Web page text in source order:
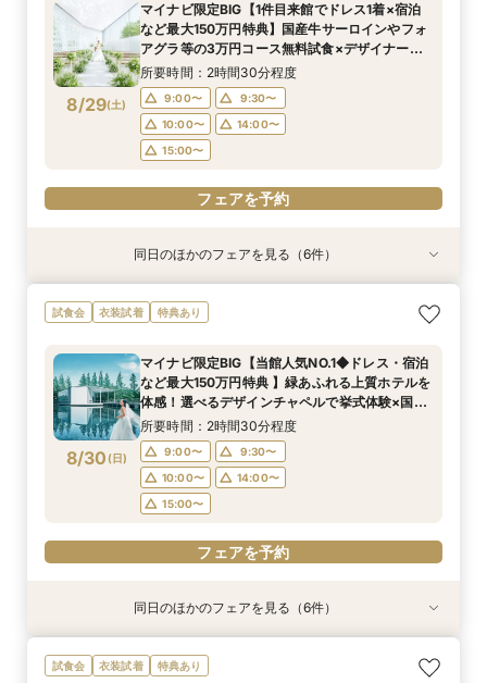
8/28(金)
11:00〜
12:00〜
14:00〜
15:00〜
フェアを予約
8/28(金)
11:00〜
12:00〜
13:00〜
14:00〜
15:00〜
フェアを予約
8/28(金)
11:00〜
13:00〜
15:00〜
フェアを予約
8/28(金)
11:00〜
12:00〜
13:30〜
14:00〜
15:00〜
フェアを予約
8/28(金)
11:00〜
12:00〜
13:00〜
14:00〜
15:00〜
フェアを予約
8/29(土)
マイナビ限定BIG【1件目来館でドレス1着×宿泊
など最大150万円特典】国産牛サーロインやフォ
アグラ等の3万円コース無料試食×デザイナーズ
チャペルで挙式体験&2つの貸切邸宅見学フェア
所要時間：2時間30分程度
9:00〜
9:30〜
10:00〜
14:00〜
15:00〜
フェアを予約
衣装試着 特典あり
8/29(土)
マイナビ限定【ドレスにこだわり花嫁◎】最新ド
レス試着体験＆全館見学相談会
9:00〜
9:30〜
10:00〜
14:00〜
15:00〜
フェアを予約
衣装試着 特典あり
8/29(土)
マイナビ限定【家族で挙式＆会食】当館で一番お
得な67万円プラン紹介フェア
9:30〜
10:00〜
10:30〜
14:00〜
15:00〜
フェアを予約
特典あり
8/29(土)
マイナビ限定【挙式も披露宴もペットOK】大切
な家族と過ごすペット婚相談会
10:00〜 14:00〜
フェアを予約
衣装試着 特典あり
8/29(土)
マイナビ限定【初めての見学も安心】全館見学＆
見積り相談×特選和牛試食
9:00〜
9:30〜
10:00〜
14:00〜
15:00〜
フェアを予約
衣装試着 特典あり
8/29(土)
マイナビ限定【おもてなし重視】広大な自然のホ
テルで癒し体験！憧れアートチャペル
9:00〜
9:15〜
9:30〜
14:00〜
15:00〜
フェアを予約
衣装試着 特典あり
8/29(土)
マイナビ限定【短時間でもOK】ふたりの不安を
プロが解消！最新事例×見積相談
10:00〜 14:00〜
フェアを予約
同日のほかのフェアを見る（6件）
試食会 衣装試着 特典あり
8/30 (日)
マイナビ限定BIG【当館人気NO.1◆ドレス・宿泊
など最大150万円特典 】緑あふれる上質ホテルを
体感！選べるデザインチャペルで挙式体験×国産
牛＆フォアグラなど3万円コース試食付きフェア
所要時間：2時間30分程度
9:00〜
9:30〜
10:00〜
14:00〜
15:00〜
フェアを予約
衣装試着 特典あり
マイナビ限定BIG【大阪で人気*2会場同時見学
衣装試着 特典あり
マイナビ限定【チャペルにこだわり◎】憧れチャ
衣装試着 特典あり
マイナビ限定【家族で挙式＆会食】当館で一番お
特典あり
マイナビ限定【挙式も披露宴もペットOK】大切
衣装試着 特典あり
マイナビ限定【料理重視派必見】シェフ厳選！特
衣装試着 特典あり
マイナビ限定【初めての見学も安心】全館見学＆
同日のほかのフェアを見る（6件）
試食会 衣装試着 特典あり